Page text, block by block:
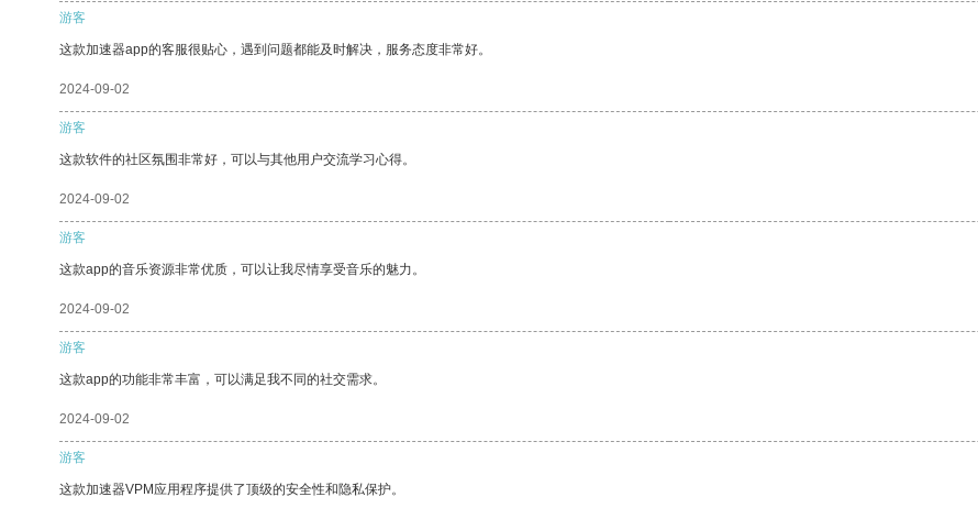
游客
这款加速器app的客服很贴心，遇到问题都能及时解决，服务态度非常好。
2024-09-02
游客
这款软件的社区氛围非常好，可以与其他用户交流学习心得。
2024-09-02
游客
这款app的音乐资源非常优质，可以让我尽情享受音乐的魅力。
2024-09-02
游客
这款app的功能非常丰富，可以满足我不同的社交需求。
2024-09-02
游客
这款加速器VPM应用程序提供了顶级的安全性和隐私保护。